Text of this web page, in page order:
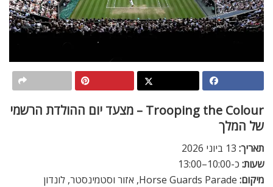
Trooping the Colour – מצעד יום ההולדת הרשמי
של המלך
תאריך:
שעות: כ-10:00–13:00
מיקום: